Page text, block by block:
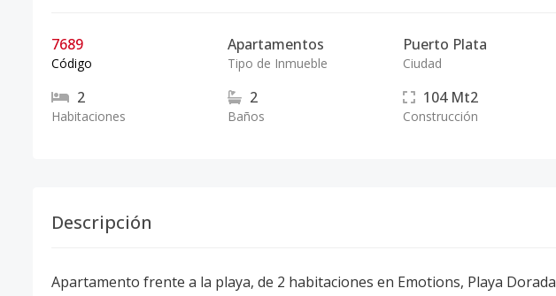
7689
Código
Apartamentos
Tipo de Inmueble
Puerto Plata
Ciudad
2
Habitaciones
2
Baños
104 Mt2
Construcción
Descripción
Apartamento frente a la playa, de 2 habitaciones en Emotions, Playa Dorada